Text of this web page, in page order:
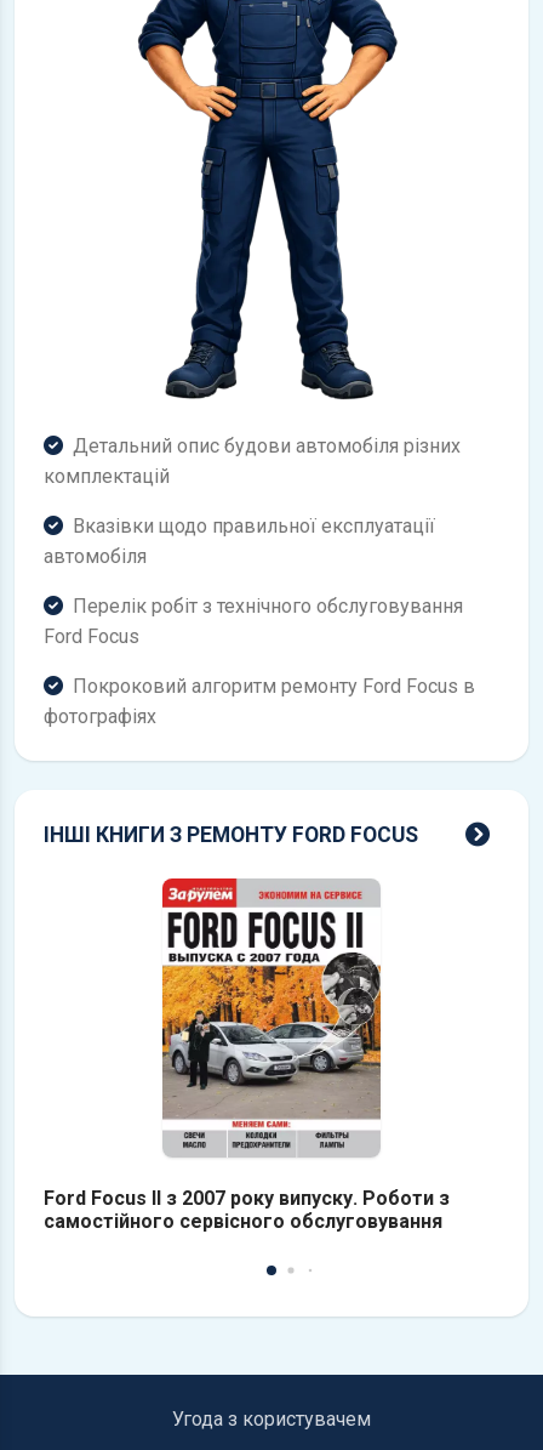
Детальний опис будови автомобіля різних
комплектацій
Вказівки щодо правильної експлуатації
автомобіля
Перелік робіт з технічного обслуговування
Ford Focus
Покроковий алгоритм ремонту Ford Focus в
фотографіях
ІНШІ КНИГИ З РЕМОНТУ FORD FOCUS
Ford Focus II з 2007 року випуску. Роботи з
самостійного сервісного обслуговування
Угода з користувачем